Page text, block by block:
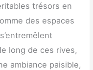
trésors en
des espaces
s’entremêlent
long de ces rives,
ambiance paisible,